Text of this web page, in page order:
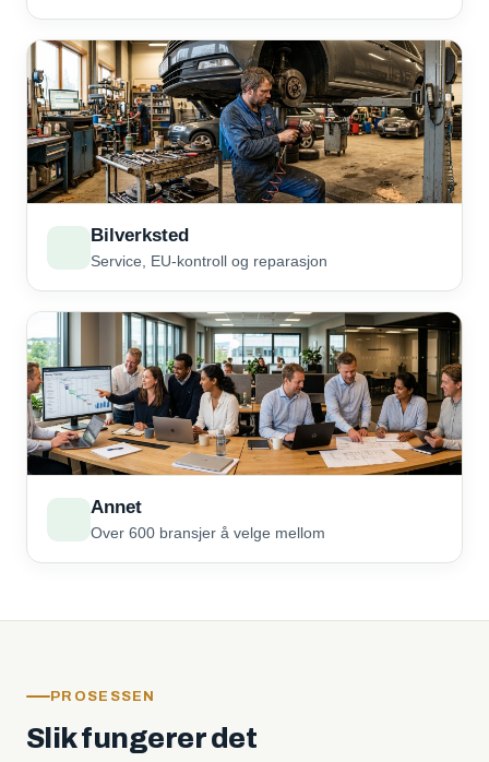
Bilverksted
Service, EU-kontroll og reparasjon
Annet
Over 600 bransjer å velge mellom
PROSESSEN
Slik fungerer det